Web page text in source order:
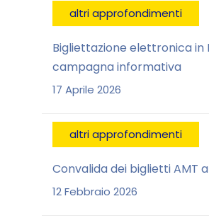
altri approfondimenti
Bigliettazione elettronica in
campagna informativa
17 Aprile 2026
altri approfondimenti
Convalida dei biglietti AMT
12 Febbraio 2026